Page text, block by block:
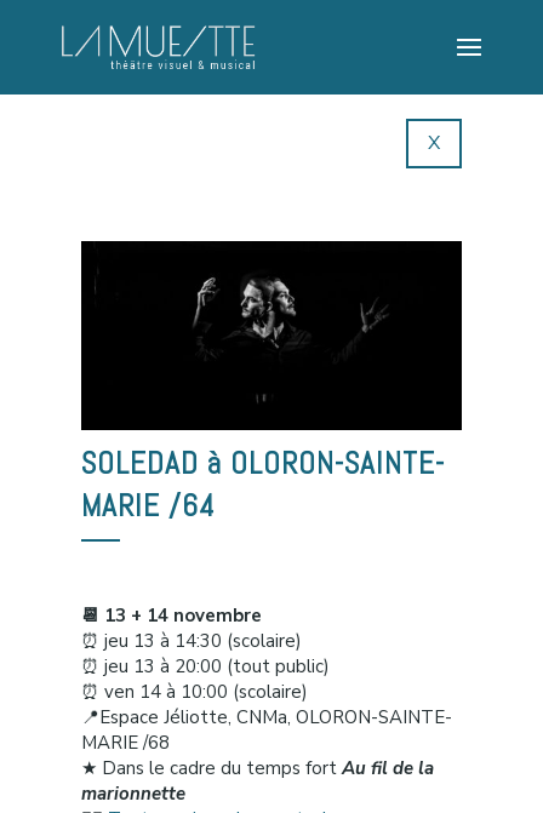
X
SOLEDAD à OLORON-SAINTE-
MARIE /64
📆 13 + 14 novembre
⏰ jeu 13 à 14:30 (scolaire)
⏰ jeu 13 à 20:00 (tout public)
⏰ ven 14 à 10:00 (scolaire)
📍Espace Jéliotte, CNMa, OLORON-SAINTE-
MARIE /68​
★ Dans le cadre du temps fortAu fil de la
marionnette